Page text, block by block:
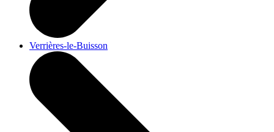
Verrières-le-Buisson